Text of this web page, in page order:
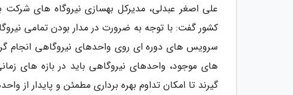
علی اصغر عبدلی، مدیرکل بهسازی نیروگاه های شرکت
کشور گفت: با توجه به ضرورت در مدار بودن تمامی
سرویس های دوره ای روی واحدهای نیروگاهی انجام
های موجود، واحدهای نیروگاهی باید در بازه های
گیرند تا امکان تداوم بهره برداری مطمئن و پایدار از